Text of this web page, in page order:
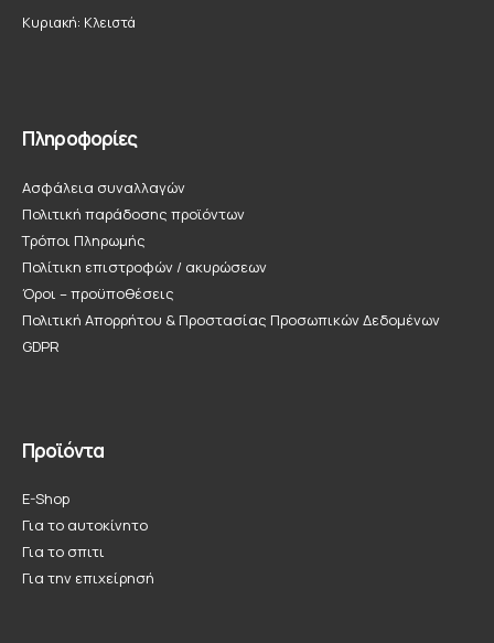
Κυριακή: Κλειστά
Πληροφορίες
Ασφάλεια συναλλαγών
Πολιτική παράδοσης προϊόντων
Τρόποι Πληρωμής
Πολίτικη επιστροφών / ακυρώσεων
Όροι – προϋποθέσεις
Πολιτική Απορρήτου & Προστασίας Προσωπικών Δεδομένων
GDPR
Προϊόντα
E-Shop
Για το αυτοκίνητο
Για το σπιτι
Για την επιχείρησή